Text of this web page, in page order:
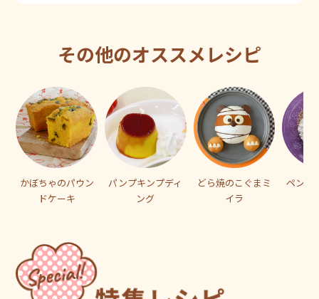
その他のオススメレシピ
かぼちゃのパウン
ドケーキ
パンプキンプディ
ング
どら焼のこぐまミ
イラ
ペンギ